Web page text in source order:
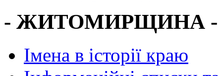
- ЖИТОМИРЩИНА -
Імена в історії краю